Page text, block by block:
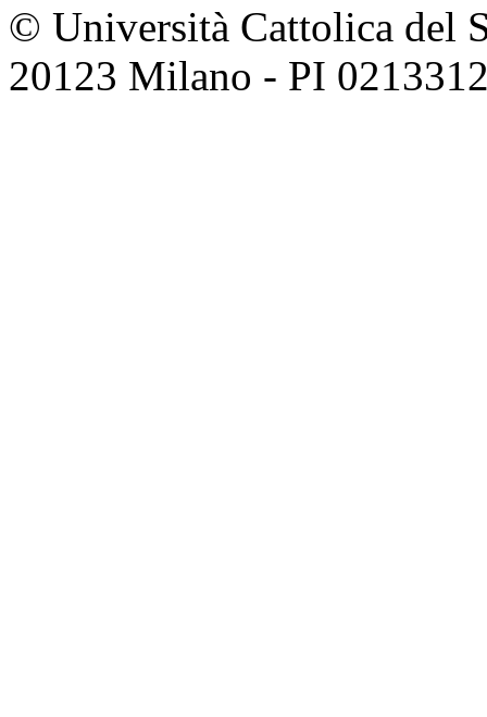
© Università Cattolica del
20123 Milano - PI